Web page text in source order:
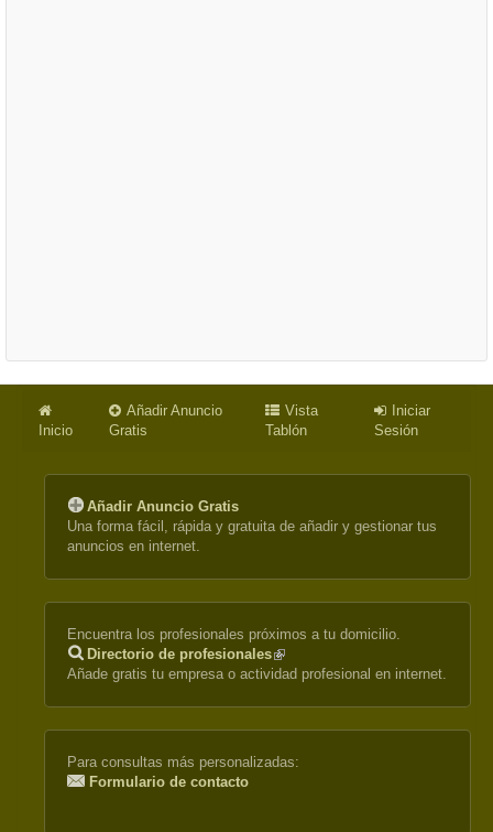
Inicio
Añadir Anuncio
Gratis
Vista
Tablón
Iniciar
Sesión
Añadir Anuncio Gratis
Una forma fácil, rápida y gratuita de añadir y gestionar tus
anuncios en internet.
Encuentra los profesionales próximos a tu domicilio.
Directorio de profesionales(link
is
Añade gratis tu empresa o actividad profesional en internet.
Para consultas más personalizadas:
Formulario de contacto